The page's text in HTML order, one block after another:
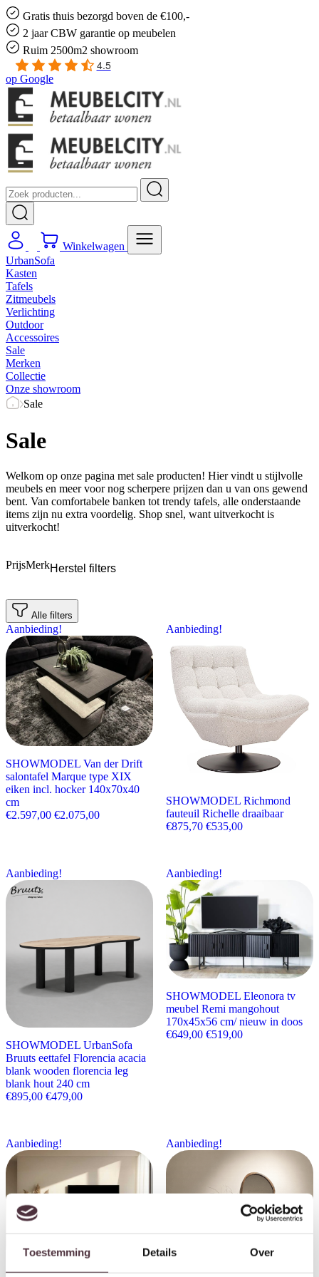
Toestemming Details Over
Gratis thuis bezorgd boven de €100,-
2 jaar CBW garantie op meubelen
Ruim 2500m2 showroom
4.5
op Google
Winkelwagen
UrbanSofa
Kasten
Tafels
Zitmeubels
Verlichting
Outdoor
Accessoires
Sale
Merken
Collectie
Onze showroom
Sale
Sale
Welkom op onze pagina met sale producten! Hier vindt u stijlvolle
meubels en meer voor nog scherpere prijzen dan u van ons gewend
bent. Van comfortabele banken tot trendy tafels, alle onderstaande
items zijn nu extra voordelig. Shop snel, want uitverkocht is
uitverkocht!
PrijsMerkHerstel filters
Alle filters
Aanbieding!
SHOWMODEL Van der Drift
salontafel Marque type XIX
eiken incl. hocker 140x70x40
cm
€2.597,00 Oorspronkelijke prijs was: €2.597,00.
€2.075,00Huidige prijs is: €2.075,00.
Aanbieding!
SHOWMODEL Richmond
fauteuil Richelle draaibaar
€875,70 Oorspronkelijke prijs
€535,00Huidige prijs is:
Aanbieding!
SHOWMODEL UrbanSofa
Bruuts eettafel Florencia acacia
blank wooden florencia leg
blank hout 240 cm
€895,00 Oorspronkelijke prijs was: €895,00.
€479,00Huidige prijs is: €479,00.
Aanbieding!
SHOWMODEL Eleonora tv
meubel Remi mangohout
170x45x56 cm/ nieuw in doos
€649,00 Oorspronkelijke prijs
€519,00Huidige prijs is:
Aanbieding! Aanbieding!